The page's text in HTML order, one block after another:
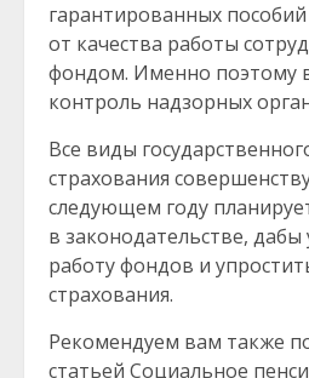
гарантированных
от качества работы
фондом. Именно поэтому
контроль надзорных
Все виды
страхования
следующем году
в законодательстве, дабы
работу фондов и
страхования.
Рекомендуем вам также
статьей Социальное